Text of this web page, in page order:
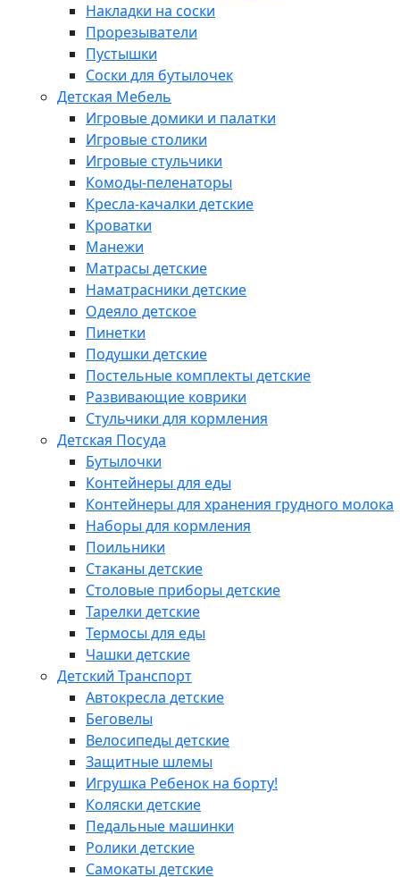
Накладки на соски
Прорезыватели
Пустышки
Соски для бутылочек
Детская Мебель
Игровые домики и палатки
Игровые столики
Игровые стульчики
Комоды-пеленаторы
Кресла-качалки детские
Кроватки
Манежи
Матрасы детские
Наматрасники детские
Одеяло детское
Пинетки
Подушки детские
Постельные комплекты детские
Развивающие коврики
Стульчики для кормления
Детская Посуда
Бутылочки
Контейнеры для еды
Контейнеры для хранения грудного молока
Наборы для кормления
Поильники
Стаканы детские
Столовые приборы детские
Тарелки детские
Термосы для еды
Чашки детские
Детский Транспорт
Автокресла детские
Беговелы
Велосипеды детские
Защитные шлемы
Игрушка Ребенок на борту!
Коляски детские
Педальные машинки
Ролики детские
Самокаты детские